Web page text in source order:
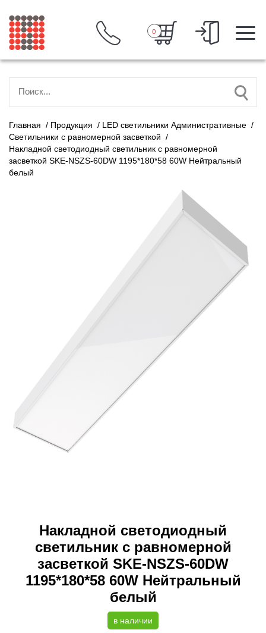
0
Главная / Продукция / LED светильники Административные /
Светильники с равномерной засветкой /
Накладной светодиодный светильник с равномерной
засветкой SKE-NSZS-60DW 1195*180*58 60W Нейтральный
белый
Накладной светодиодный
светильник с равномерной
засветкой SKE-NSZS-60DW
1195*180*58 60W Нейтральный
белый
в наличии